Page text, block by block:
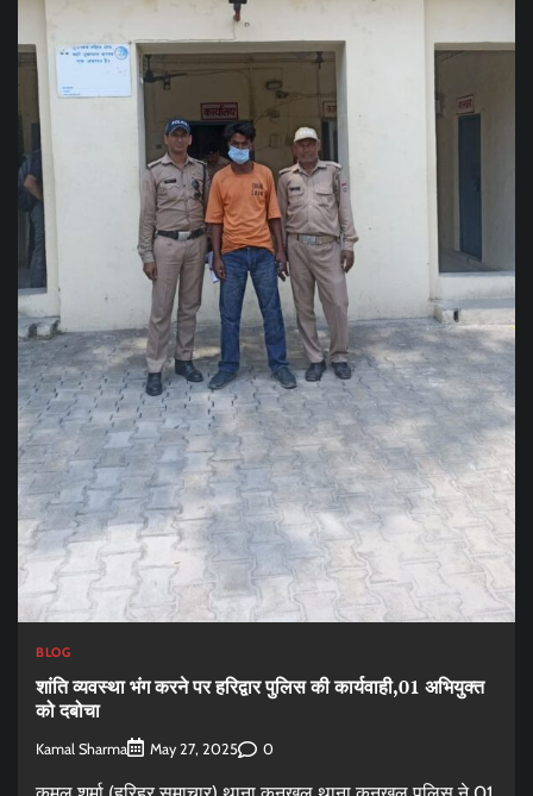
BLOG
शांति व्यवस्था भंग करने पर हरिद्वार पुलिस की कार्यवाही,01 अभियुक्त
को दबोचा
Kamal Sharma May 27, 2025 0